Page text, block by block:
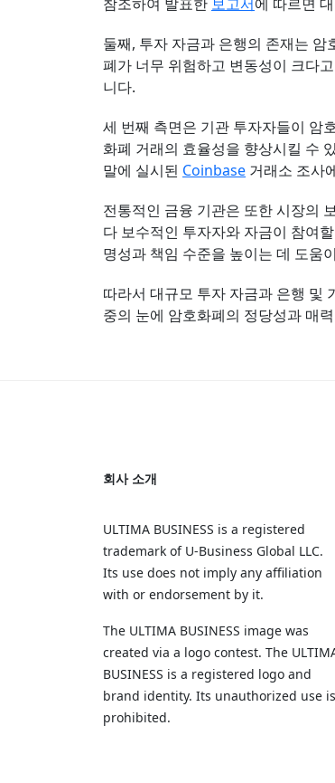
둘째, 투자 자금과 은행의 존재는
폐가 너무 위험하고 변동성이 크다
니다.
세 번째 측면은 기관 투자자들이 암
화폐 거래의 효율성을 향상시킬 수
말에 실시된 Coinbase 거래소 조사
전통적인 금융 기관은 또한 시장의
다 보수적인 투자자와 자금이 참여
명성과 책임 수준을 높이는 데 도움
따라서 대규모 투자 자금과 은행 및
중의 눈에 암호화폐의 정당성과 매
회사 소개
ULTIMA BUSINESS is a registered
trademark of U‑Business Global LLC.
Its use does not imply any affiliation
with or endorsement by it.
The ULTIMA BUSINESS image was
created via a logo contest. The
BUSINESS is a registered logo and
brand identity. Its unauthorized use is
prohibited.